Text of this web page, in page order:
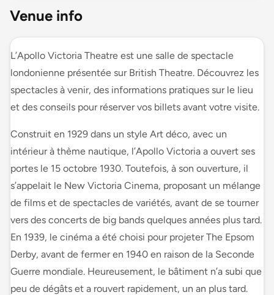
Venue info
L’Apollo Victoria Theatre est une salle de spectacle
londonienne présentée sur British Theatre. Découvrez les
spectacles à venir, des informations pratiques sur le lieu
et des conseils pour réserver vos billets avant votre visite.
Construit en 1929 dans un style Art déco, avec un
intérieur à thème nautique, l’Apollo Victoria a ouvert ses
portes le 15 octobre 1930. Toutefois, à son ouverture, il
s’appelait le New Victoria Cinema, proposant un mélange
de films et de spectacles de variétés, avant de se tourner
vers des concerts de big bands quelques années plus tard.
En 1939, le cinéma a été choisi pour projeter The Epsom
Derby, avant de fermer en 1940 en raison de la Seconde
Guerre mondiale. Heureusement, le bâtiment n’a subi que
peu de dégâts et a rouvert rapidement, un an plus tard.